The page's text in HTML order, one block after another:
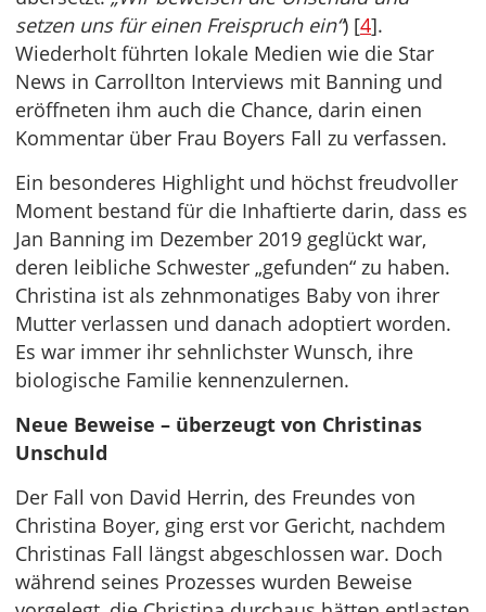
setzen uns für einen Freispruch ein“) [4].
Wiederholt führten lokale Medien wie die Star
News in Carrollton Interviews mit Banning und
eröffneten ihm auch die Chance, darin einen
Kommentar über Frau Boyers Fall zu verfassen.
Ein besonderes Highlight und höchst freudvoller
Moment bestand für die Inhaftierte darin, dass es
Jan Banning im Dezember 2019 geglückt war,
deren leibliche Schwester „gefunden“ zu haben.
Christina ist als zehnmonatiges Baby von ihrer
Mutter verlassen und danach adoptiert worden.
Es war immer ihr sehnlichster Wunsch, ihre
biologische Familie kennenzulernen.
Neue Beweise – überzeugt von Christinas
Unschuld
Der Fall von David Herrin, des Freundes von
Christina Boyer, ging erst vor Gericht, nachdem
Christinas Fall längst abgeschlossen war. Doch
während seines Prozesses wurden Beweise